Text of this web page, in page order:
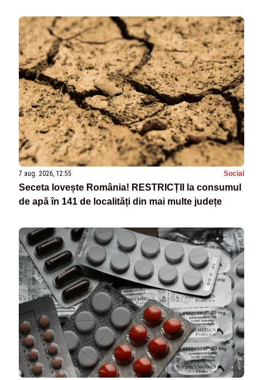
7 aug. 2026, 12:55 Social
Seceta lovește România! RESTRICȚII la consumul
de apă în 141 de localități din mai multe județe